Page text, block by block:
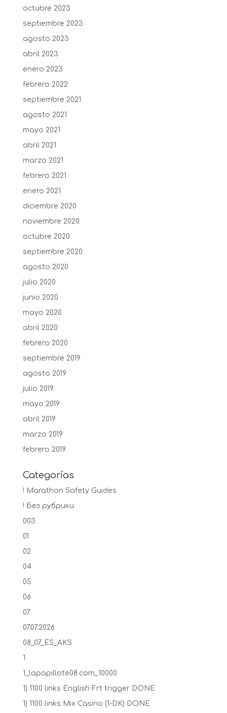
octubre 2023
septiembre 2023
agosto 2023
abril 2023
enero 2023
febrero 2022
septiembre 2021
agosto 2021
mayo 2021
abril 2021
marzo 2021
febrero 2021
enero 2021
diciembre 2020
noviembre 2020
octubre 2020
septiembre 2020
agosto 2020
julio 2020
junio 2020
mayo 2020
abril 2020
febrero 2020
septiembre 2019
agosto 2019
julio 2019
mayo 2019
abril 2019
marzo 2019
febrero 2019
Categorías
! Marathon Safety Guides
! Без рубрики
003
01
02
04
05
06
07
07.07.2026
08_07_ES_AKS
1
1_lapapillote08.com_10000
1) 1100 links English Frt trigger DONE
1) 1100 links Mix Casino (1-DK) DONE